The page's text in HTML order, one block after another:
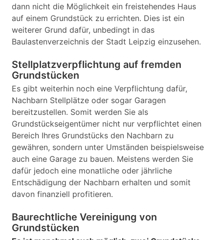
dann nicht die Möglichkeit ein freistehendes Haus
auf einem Grundstück zu errichten. Dies ist ein
weiterer Grund dafür, unbedingt in das
Baulastenverzeichnis der Stadt Leipzig einzusehen.
Stellplatzverpflichtung auf fremden
Grundstücken
Es gibt weiterhin noch eine Verpflichtung dafür,
Nachbarn Stellplätze oder sogar Garagen
bereitzustellen. Somit werden Sie als
Grundstückseigentümer nicht nur verpflichtet einen
Bereich Ihres Grundstücks den Nachbarn zu
gewähren, sondern unter Umständen beispielsweise
auch eine Garage zu bauen. Meistens werden Sie
dafür jedoch eine monatliche oder jährliche
Entschädigung der Nachbarn erhalten und somit
davon finanziell profitieren.
Baurechtliche Vereinigung von
Grundstücken